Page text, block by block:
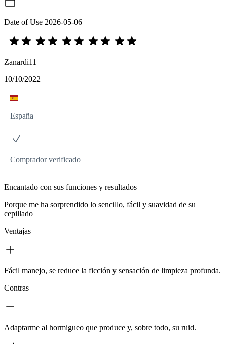
Date of Use 2026-05-06
Zanardi11
10/10/2022
España
Comprador verificado
Encantado con sus funciones y resultados
Porque me ha sorprendido lo sencillo, fácil y suavidad de su
cepillado
Ventajas
Fácil manejo, se reduce la ficción y sensación de limpieza profunda.
Contras
Adaptarme al hormigueo que produce y, sobre todo, su ruid.